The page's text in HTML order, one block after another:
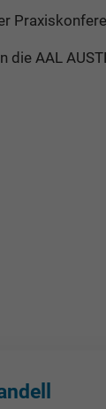
die AAL